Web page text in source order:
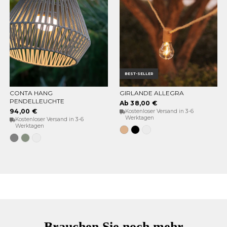
OPTIONEN WÄHLEN
CONTA HANG
PENDELLEUCHTE
94,00 €
Kostenloser Versand in 3-6
Werktagen
GrauWeiches
Grün
BEST-SELLER
OPTIONEN WÄHLEN
GIRLANDE ALLEGRA
Ab 38,00 €
Kostenloser Versand in 3-6
Werktagen
JuteSchwarz